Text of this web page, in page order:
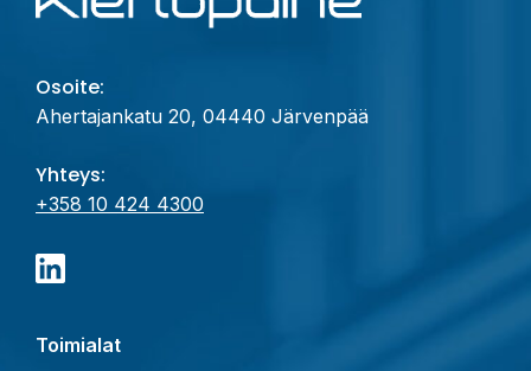
Osoite:
Ahertajankatu 20, 04440 Järvenpää
Yhteys:
+358 10 424 4300
Toimialat